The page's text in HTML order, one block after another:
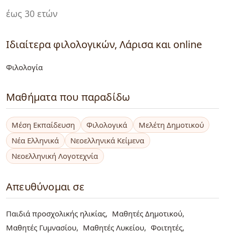
έως 30 ετών
Ιδιαίτερα φιλολογικών, Λάρισα και online
Φιλολογία
Μαθήματα που παραδίδω
Μέση Εκπαίδευση Φιλολογικά
Μελέτη Δημοτικού
Νέα Ελληνικά
Νεοελληνικά Κείμενα
Νεοελληνική Λογοτεχνία
Απευθύνομαι σε
Παιδιά προσχολικής ηλικίας
Μαθητές Δημοτικού
Μαθητές Γυμνασίου
Μαθητές Λυκείου
Φοιτητές